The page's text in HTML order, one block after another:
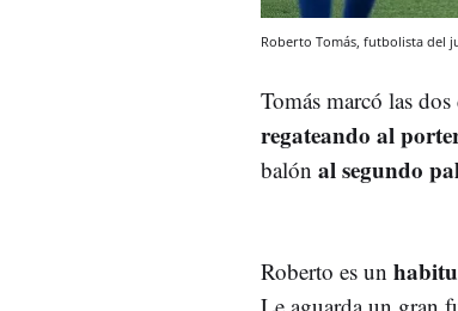
Roberto Tomás, futbolista del
Tomás marcó las
regateando al
balón al segundo
Roberto es un